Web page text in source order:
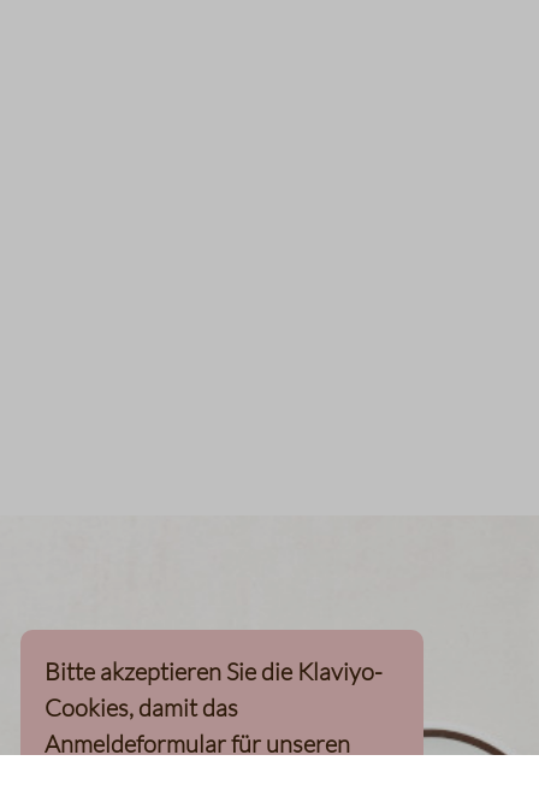
Bitte akzeptieren Sie die Klaviyo-
Cookies, damit das
Anmeldeformular für unseren